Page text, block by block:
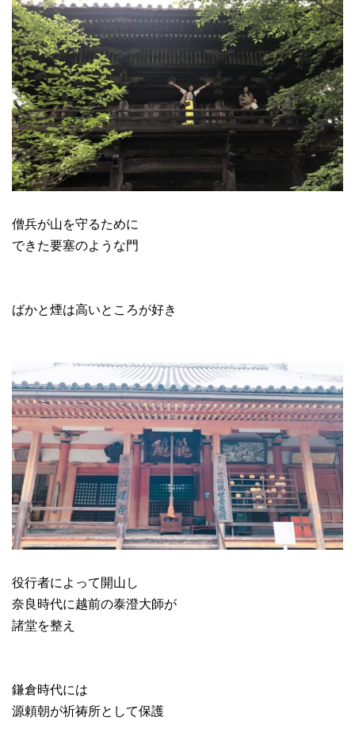
僧兵が山を守るために
できた要塞のような門
ばかと煙は高いところが好き
役行者によって開山し
奈良時代に越前の泰澄大師が
諸堂を整え
鎌倉時代には
源頼朝が祈祷所として保護